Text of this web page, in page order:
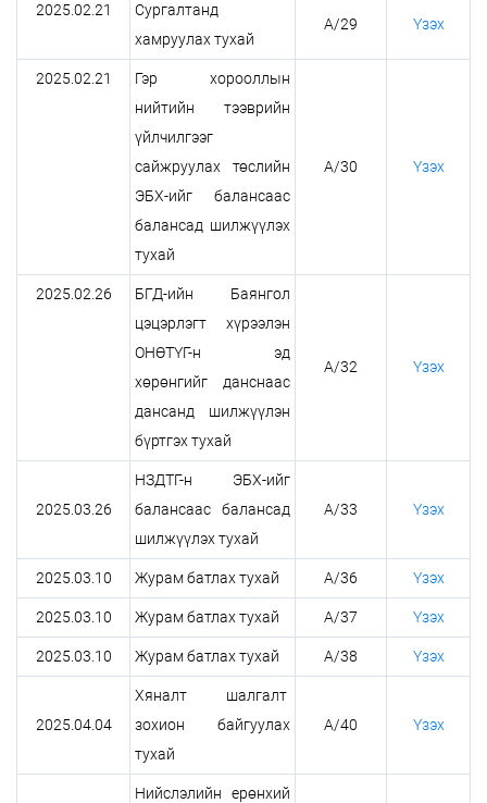
2025.02.21
Сургалтанд
хамруулах тухай
А/29 Үзэх
2025.02.21
Гэр хорооллын
нийтийн тээврийн
үйлчилгээг
сайжруулах төслийн
ЭБХ-ийг балансаас
балансад шилжүүлэх
тухай
А/30 Үзэх
2025.02.26
БГД-ийн Баянгол
цэцэрлэгт хүрээлэн
ОНӨТҮГ-н эд
хөрөнгийг данснаас
дансанд шилжүүлэн
бүртгэх тухай
А/32 Үзэх
2025.03.26
НЗДТГ-н ЭБХ-ийг
балансаас балансад
шилжүүлэх тухай
А/33 Үзэх
2025.03.10 Журам батлах тухай А/36 Үзэх
2025.03.10 Журам батлах тухай А/37 Үзэх
2025.03.10 Журам батлах тухай А/38 Үзэх
2025.04.04
Хяналт шалгалт
зохион байгуулах
тухай
А/40 Үзэх
Нийслэлийн ерөнхий